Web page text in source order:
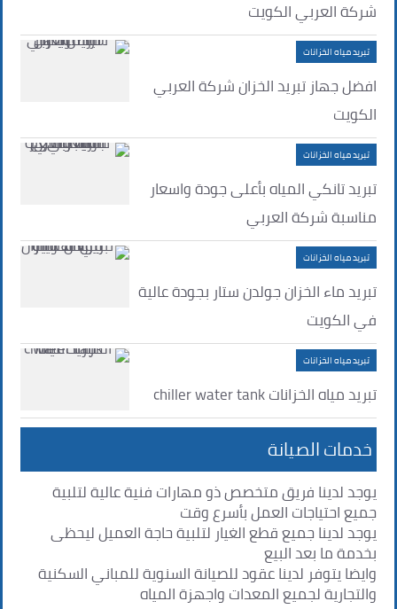
شركة العربي الكويت
تبريد مياه الخزانات
افضل جهاز تبريد الخزان شركة العربي
الكويت
تبريد مياه الخزانات
تبريد تانكي المياه بأعلى جودة واسعار
مناسبة شركة العربي
تبريد مياه الخزانات
تبريد ماء الخزان جولدن ستار بجودة عالية
في الكويت
تبريد مياه الخزانات
تبريد مياه الخزانات chiller water tank
خدمات الصيانة
يوجد لدينا فريق متخصص ذو مهارات فنية عالية لتلبية
جميع احتياجات العمل بأسرع وقت
يوجد لدينا جميع قطع الغيار لتلبية حاجة العميل ليحظى
بخدمة ما بعد البيع
وايضا يتوفر لدينا عقود للصيانة السنوية للمباني السكنية
والتجارية لجميع المعدات واجهزة المياه